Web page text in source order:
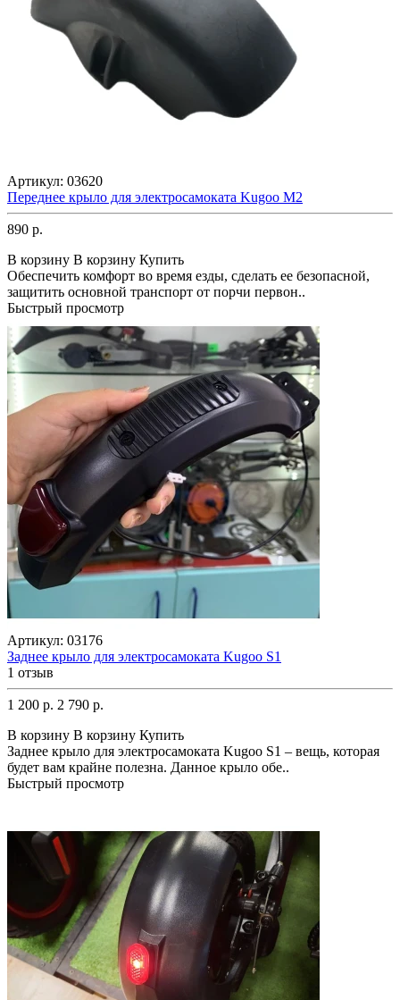
Артикул: 03620
Переднее крыло для электросамоката Kugoo M2
890 р.
В корзину В корзину Купить
Обеспечить комфорт во время езды, сделать ее безопасной,
защитить основной транспорт от порчи первон..
Быстрый просмотр
Артикул: 03176
Заднее крыло для электросамоката Kugoo S1
1 отзыв
1 200 р. 2 790 р.
В корзину В корзину Купить
Заднее крыло для электросамоката Kugoo S1 – вещь, которая
будет вам крайне полезна. Данное крыло обе..
Быстрый просмотр